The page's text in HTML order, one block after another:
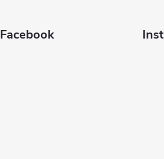
Facebook